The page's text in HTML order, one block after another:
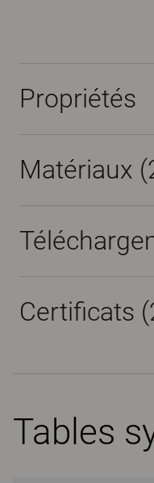
Propriétés
Matériaux
Certificats (
Tables